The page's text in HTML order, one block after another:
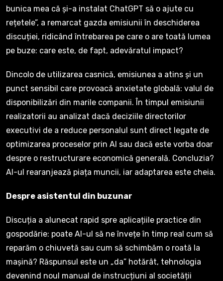
bunica mea că și-a instalat ChatGPT să o ajute cu
rețetele”, a remarcat gazda emisiunii în deschiderea
discuției, ridicând întrebarea pe care o are toată lumea
pe buze: care este, de fapt, adevăratul impact?
Dincolo de utilizarea casnică, emisiunea a atins și un
punct sensibil care provoacă anxietate globală: valul de
disponibilizări din marile companii. În timpul emisiunii
realizatorii au analizat dacă deciziile directorilor
executivi de a reduce personalul sunt direct legate de
optimizarea proceselor prin AI sau dacă este vorba doar
despre o restructurare economică generală. Concluzia?
AI-ul rearanjează piața muncii, iar adaptarea este cheia.
Despre asistentul din buzunar
Discuția a alunecat rapid spre aplicațiile practice din
gospodărie: poate AI-ul să ne învețe în timp real cum să
reparăm o chiuvetă sau cum să schimbăm o roată la
mașină? Răspunsul este un „da” hotărât, tehnologia
devenind noul manual de instrucțiuni al societății